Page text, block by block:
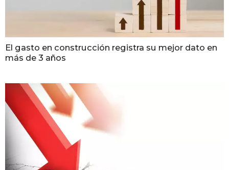
El gasto en construcción registra su mejor dato en
más de 3 años